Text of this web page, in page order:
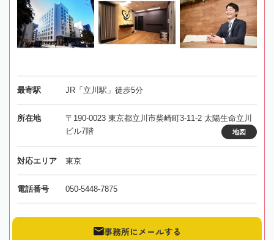
最寄駅 JR「立川駅」徒歩5分
所在地
〒190-0023 東京都立川市柴崎町3-11-2 太陽生命立川
ビル7階
地図
対応エリア 東京
電話番号 050-5448-7875
事務所にメールする